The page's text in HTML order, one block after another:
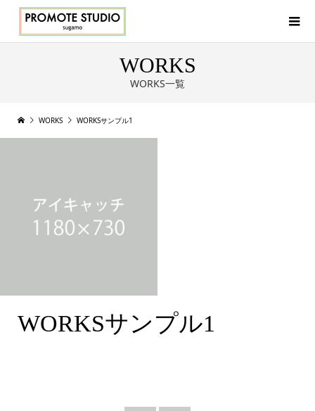
WORKS
WORKS一覧
WORKS WORKSサンプル1
WORKSサンプル1